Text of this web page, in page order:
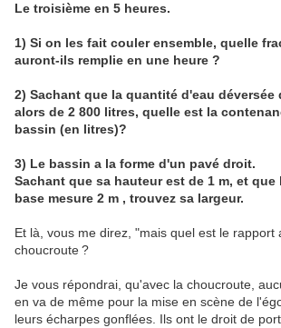
Le troisième en 5 heures.
1) Si on les fait couler ensemble, quelle
auront-ils remplie en une heure ?
2) Sachant que la quantité d'eau déversée
alors de 2 800 litres, quelle est la
bassin (en litres)?
3) Le bassin a la forme d'un pavé droit.
Sachant que sa hauteur est de 1 m, et
base mesure 2 m , trouvez sa largeur.
Et là, vous me direz, "mais quel est le rapport
choucroute ?
Je vous répondrai, qu'avec la choucroute,
en va de même pour la mise en scène de
leurs écharpes gonflées. Ils ont le droit de